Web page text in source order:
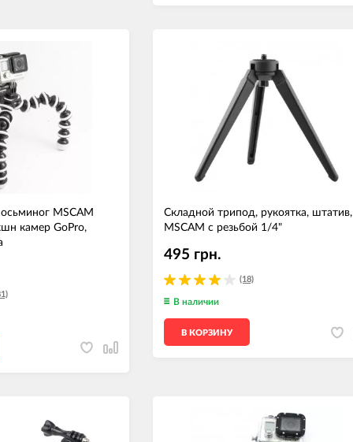
осьминог MSCAM
камер GoPro,
Складной трипод, рукоятка, штатив,
MSCAM с резьбой 1/4"
(18)
495 грн.
В наличии
В КОРЗИНУ